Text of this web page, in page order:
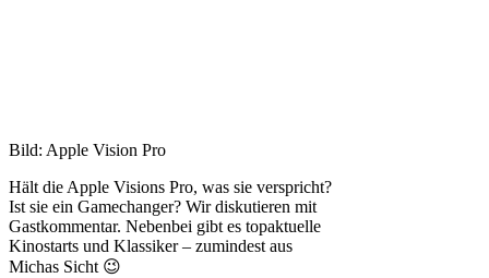
Bild: Apple Vision Pro
Hält die Apple Visions Pro, was sie verspricht?
Ist sie ein Gamechanger? Wir diskutieren mit
Gastkommentar. Nebenbei gibt es topaktuelle
Kinostarts und Klassiker – zumindest aus
Michas Sicht 😉